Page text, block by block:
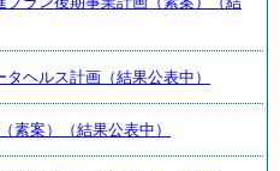
ヘルス計画（結果公表中）
素案）（結果公表中）